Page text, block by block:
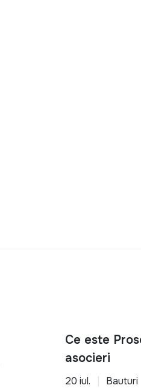
Ce este
asocieri
20 iul. Bauturi